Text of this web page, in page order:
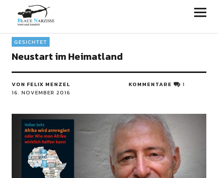
Blaue Narzisse
GESICHTET
Neustart im Heimatland
VON FELIX MENZEL
16. NOVEMBER 2016
KOMMENTARE 1